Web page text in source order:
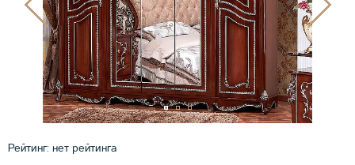
Рейтинг: нет рейтинга